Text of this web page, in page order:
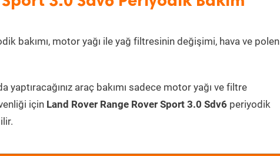
bakımı, motor yağı ile yağ filtresinin değişimi, hava ve polen
yaptıracağınız araç bakımı sadece motor yağı ve filtre
için Land Rover Range Rover Sport 3.0 Sdv6 periyodik